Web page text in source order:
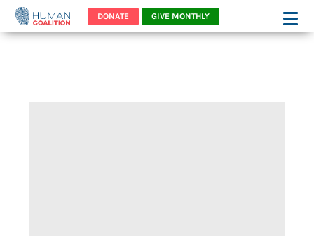
DONATE GIVE MONTHLY